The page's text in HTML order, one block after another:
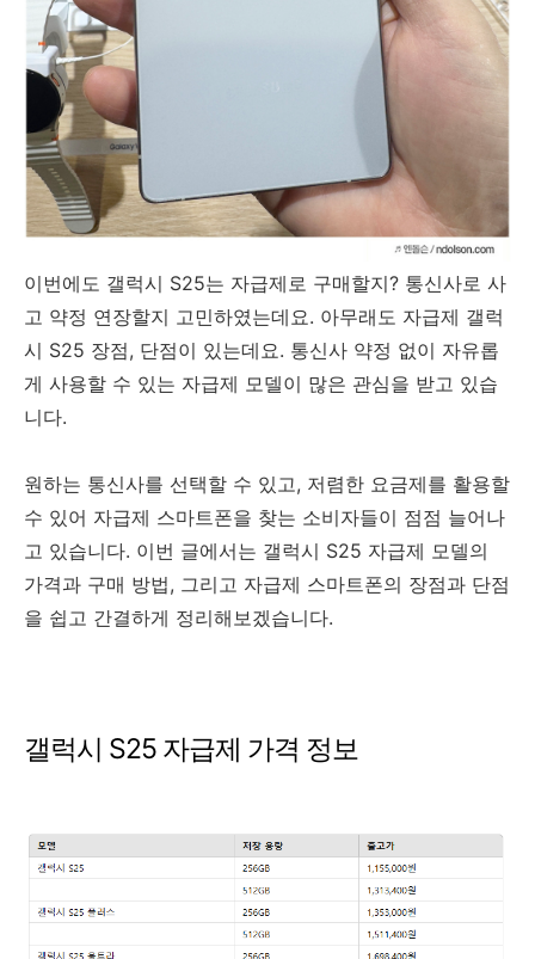
이번에도 갤럭시 S25는 자급제로 구매할지? 통신사로 사
고 약정 연장할지 고민하였는데요. 아무래도 자급제 갤럭
시 S25 장점, 단점이 있는데요. 통신사 약정 없이 자유롭
게 사용할 수 있는 자급제 모델이 많은 관심을 받고 있습
니다.
원하는 통신사를 선택할 수 있고, 저렴한 요금제를 활용할
수 있어 자급제 스마트폰을 찾는 소비자들이 점점 늘어나
고 있습니다. 이번 글에서는 갤럭시 S25 자급제 모델의
가격과 구매 방법, 그리고 자급제 스마트폰의 장점과 단점
을 쉽고 간결하게 정리해보겠습니다.
갤럭시 S25 자급제 가격 정보